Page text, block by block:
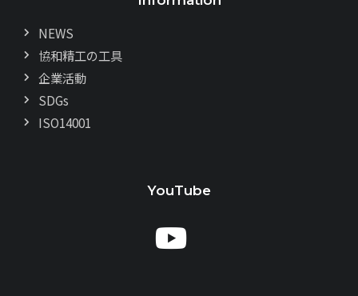
NEWS
協和精工の工具
企業活動
SDGs
ISO14001
YouTube